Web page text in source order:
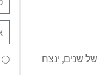
שנים, ינצח